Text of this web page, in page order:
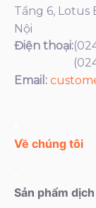
Tầng 6, Lotus
Nội
Điện thoại:
Email:
Về chúng tôi
Sản phẩm